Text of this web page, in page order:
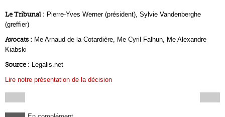
Le Tribunal : Pierre-Yves Werner (président), Sylvie Vandenberghe
(greffier)
Avocats : Me Arnaud de la Cotardière, Me Cyril Falhun, Me Alexandre
Kiabski
Source : Legalis.net
Lire notre présentation de la décision